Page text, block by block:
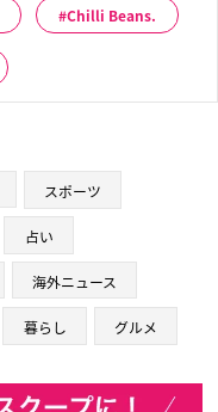
Chilli Beans.
スポーツ
占い
海外ニュース
暮らし グルメ